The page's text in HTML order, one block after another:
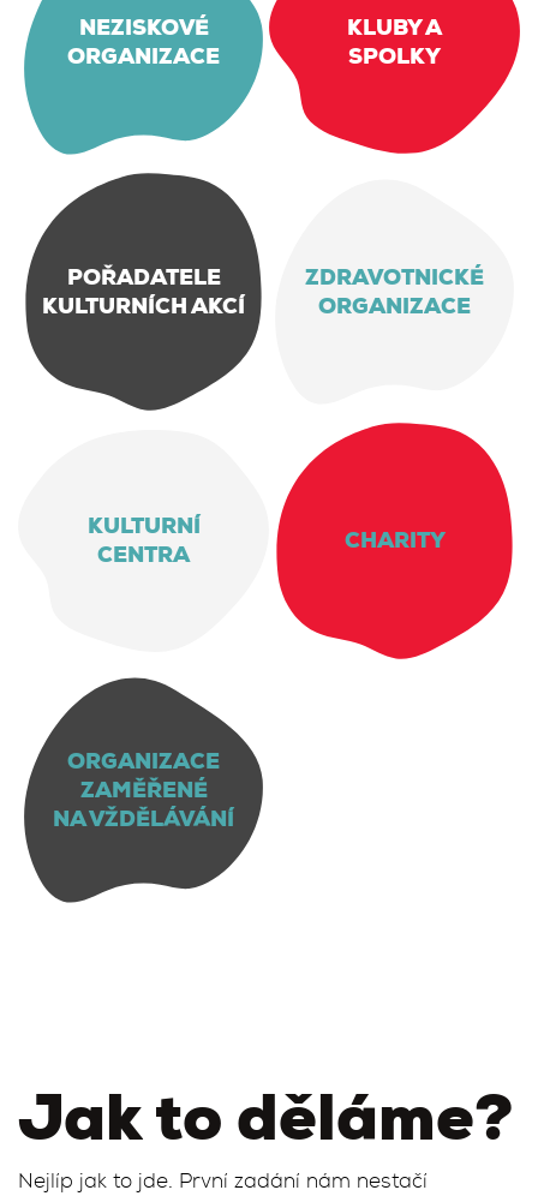
NEZISKOVÉ
ORGANIZACE
KLUBY A
SPOLKY
POŘADATELE
KULTURNÍCH AKCÍ
ZDRAVOTNICKÉ
ORGANIZACE
KULTURNÍ
CENTRA
CHARITY
ORGANIZACE
ZAMĚŘENÉ
NA VŽDĚLÁVÁNÍ
Jak to děláme?
Nejlíp jak to jde. První zadání nám nestačí